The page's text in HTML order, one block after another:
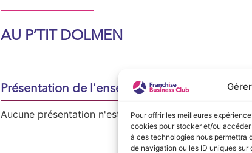
Pour offrir les meilleures
cookies pour stocker et/ou
à ces technologies nous permettra
de navigation ou les ID uniques
AU P’TIT DOLMEN
Présentation de l'enseigne :
Aucune présentation n'est disponible actuellement !